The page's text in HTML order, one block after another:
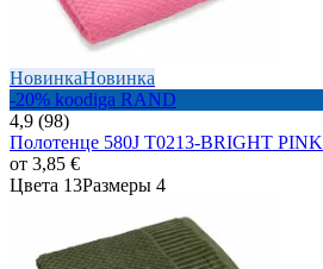
НовинкаНовинка
-20% koodiga RAND
4,9 (98)
Полотенце 580J T0213-BRIGHT PINK
от 3,85 €
Цвета 13Размеры 4